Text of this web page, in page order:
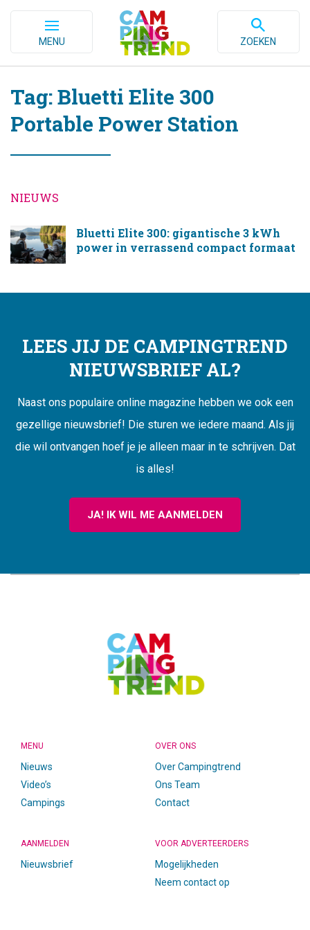
MENU ZOEKEN
Tag: Bluetti Elite 300
Portable Power Station
NIEUWS
Bluetti Elite 300: gigantische 3 kWh
power in verrassend compact formaat
LEES JIJ DE CAMPINGTREND
NIEUWSBRIEF AL?
Naast ons populaire online magazine hebben we ook een
gezellige nieuwsbrief! Die sturen we iedere maand. Als jij
die wil ontvangen hoef je je alleen maar in te schrijven. Dat
is alles!
JA! IK WIL ME AANMELDEN
MENU
Nieuws
Video’s
Campings
OVER ONS
Over Campingtrend
Ons Team
Contact
AANMELDEN
Nieuwsbrief
VOOR ADVERTEERDERS
Mogelijkheden
Neem contact op